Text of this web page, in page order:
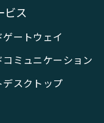
ビス
ートウェイ
コミュニケーション
デスクトップ